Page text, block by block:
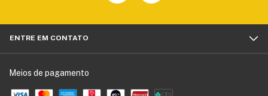
ENTRE EM CONTATO
Meios de pagamento